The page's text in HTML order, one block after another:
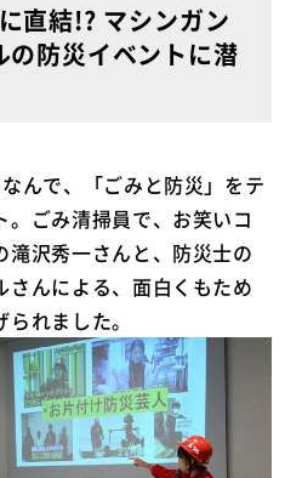
直結!? マシンガン
の防災イベントに潜
んで、「ごみと防災」をテ
ごみ清掃員で、お笑いコ
滝沢秀一さんと、防災士の
さんによる、面白くもため
れました。